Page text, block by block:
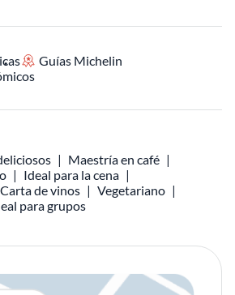
Guías Michelin
Maestría en café
Ideal para la cena
Carta de vinos
Vegetariano
para grupos